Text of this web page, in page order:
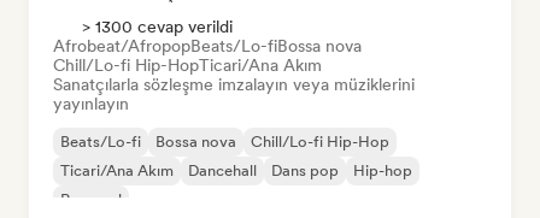
> 1300 cevap verildi
Afrobeat/AfropopBeats/Lo-fiBossa nova
Chill/Lo-fi Hip-HopTicari/Ana Akım
Sanatçılarla sözleşme imzalayın veya müziklerini
yayınlayın
Beats/Lo-fi Bossa nova
Chill/Lo-fi Hip-Hop
Ticari/Ana Akım
Dancehall Dans pop
Hip-hop
Pop soul